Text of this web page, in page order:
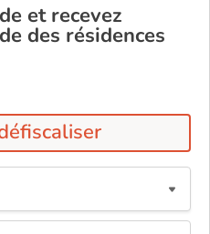
et recevez
des résidences